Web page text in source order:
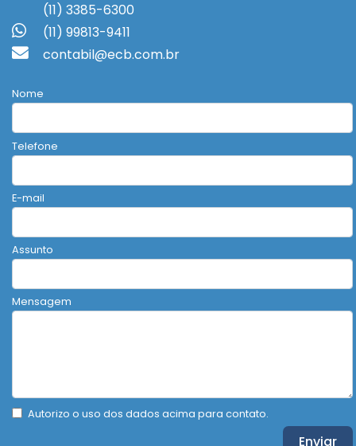
(11) 3385-6300
(11) 99813-9411
contabil@ecb.com.br
Nome
Telefone
E-mail
Assunto
Mensagem
Autorizo o uso dos dados acima para contato.
Enviar